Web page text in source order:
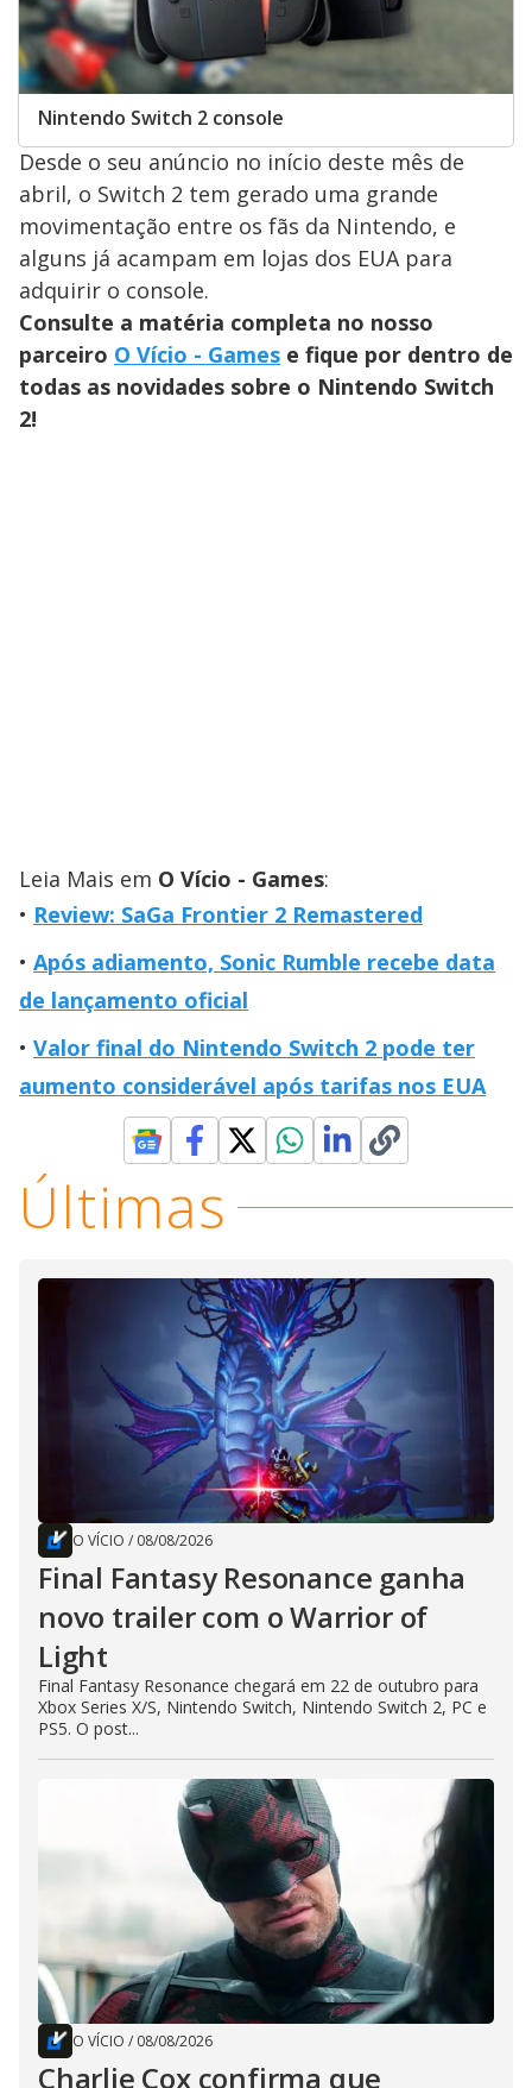
Nintendo Switch 2 console
Desde o seu anúncio no início deste mês de
abril, o Switch 2 tem gerado uma grande
movimentação entre os fãs da Nintendo, e
alguns já acampam em lojas dos EUA para
adquirir o console.
Consulte a matéria completa no nosso
parceiro O Vício - Games e fique por dentro de
todas as novidades sobre o Nintendo Switch
2!
Leia Mais em O Vício - Games:
Review: SaGa Frontier 2 Remastered
Após adiamento, Sonic Rumble recebe data
de lançamento oficial
Valor final do Nintendo Switch 2 pode ter
aumento considerável após tarifas nos EUA
Últimas
O VÍCIO / 08/08/2026
Final Fantasy Resonance ganha
novo trailer com o Warrior of
Light
Final Fantasy Resonance chegará em 22 de outubro para
Xbox Series X/S, Nintendo Switch, Nintendo Switch 2, PC e
PS5. O post...
O VÍCIO / 08/08/2026
Charlie Cox confirma que